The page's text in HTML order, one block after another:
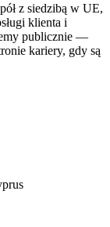
z siedzibą w UE,
klienta i
publicznie —
kariery, gdy są